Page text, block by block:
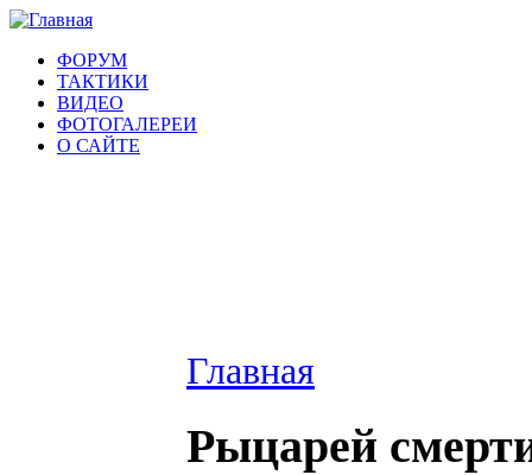
ФОРУМ
ТАКТИКИ
ВИДЕО
ФОТОГАЛЕРЕИ
О САЙТЕ
Главная
Рыцарей